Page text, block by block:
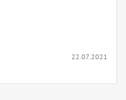
22.07.2021